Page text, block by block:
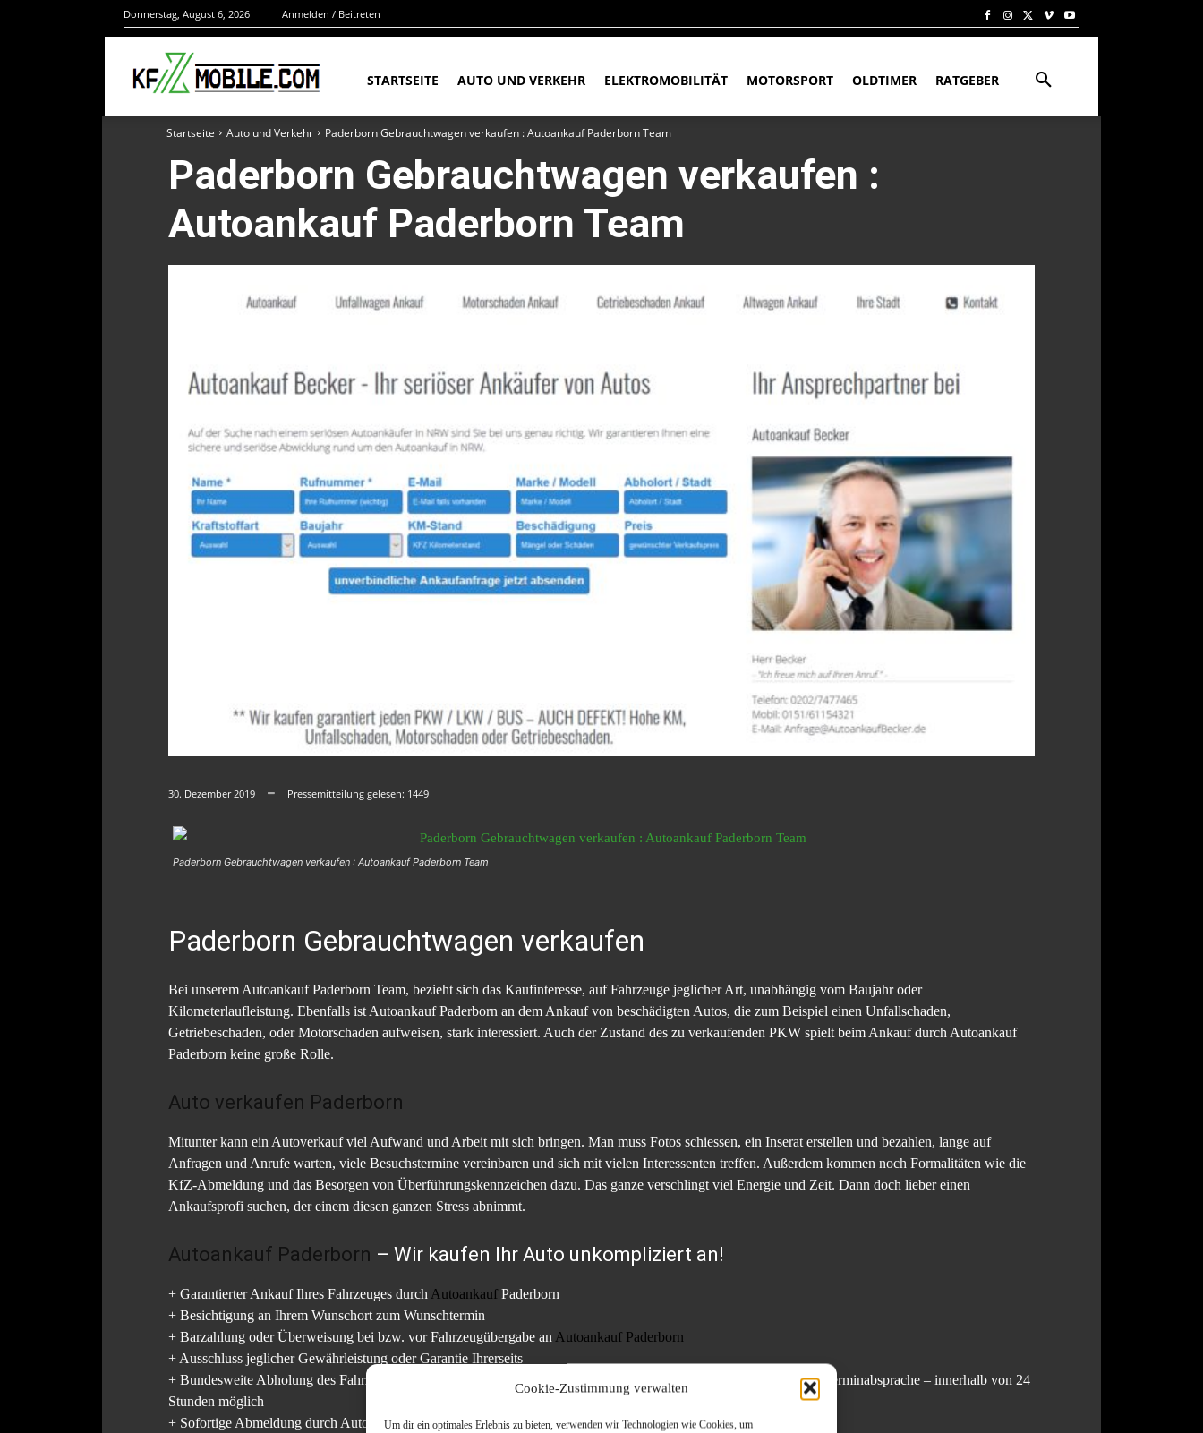
Cookie-Zustimmung verwalten
Um dir ein optimales Erlebnis zu bieten, verwenden wir Technologien wie Cookies, um
Donnerstag, August 6, 2026 Anmelden / Beitreten
STARTSEITE AUTO UND VERKEHR ELEKTROMOBILITÄT MOTORSPORT OLDTIMER RATGEBER
Startseite Auto und Verkehr Paderborn Gebrauchtwagen verkaufen : Autoankauf Paderborn Team
Paderborn Gebrauchtwagen verkaufen :
Autoankauf Paderborn Team
30. Dezember 2019 Pressemitteilung gelesen: 1449
Paderborn Gebrauchtwagen verkaufen : Autoankauf Paderborn Team
Paderborn Gebrauchtwagen verkaufen
Bei unserem Autoankauf Paderborn Team, bezieht sich das Kaufinteresse, auf Fahrzeuge jeglicher Art, unabhängig vom Baujahr oder
Kilometerlaufleistung. Ebenfalls ist Autoankauf Paderborn an dem Ankauf von beschädigten Autos, die zum Beispiel einen Unfallschaden,
Getriebeschaden, oder Motorschaden aufweisen, stark interessiert. Auch der Zustand des zu verkaufenden PKW spielt beim Ankauf durch Autoankauf
Paderborn keine große Rolle.
Auto verkaufen Paderborn
Mitunter kann ein Autoverkauf viel Aufwand und Arbeit mit sich bringen. Man muss Fotos schiessen, ein Inserat erstellen und bezahlen, lange auf
Anfragen und Anrufe warten, viele Besuchstermine vereinbaren und sich mit vielen Interessenten treffen. Außerdem kommen noch Formalitäten wie die
KfZ-Abmeldung und das Besorgen von Überführungskennzeichen dazu. Das ganze verschlingt viel Energie und Zeit. Dann doch lieber einen
Ankaufsprofi suchen, der einem diesen ganzen Stress abnimmt.
Autoankauf Paderborn – Wir kaufen Ihr Auto unkompliziert an!
+ Garantierter Ankauf Ihres Fahrzeuges durch Autoankauf Paderborn
+ Besichtigung an Ihrem Wunschort zum Wunschtermin
+ Barzahlung oder Überweisung bei bzw. vor Fahrzeugübergabe an Autoankauf Paderborn
+ Ausschluss jeglicher Gewährleistung oder Garantie Ihrerseits
+ Bundesweite Abholung des Fahrzeugs durch eigene Transportfahrzeuge oder mit Überführungskennzeichen nach Terminabsprache – innerhalb von 24
Stunden möglich
+ Sofortige Abmeldung durch Autoankauf Paderborn